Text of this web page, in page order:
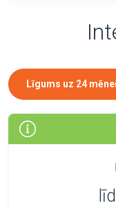
Līgums uz 24